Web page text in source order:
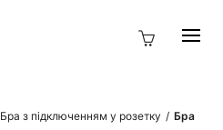
Бра з підключенням у розетку / Бра